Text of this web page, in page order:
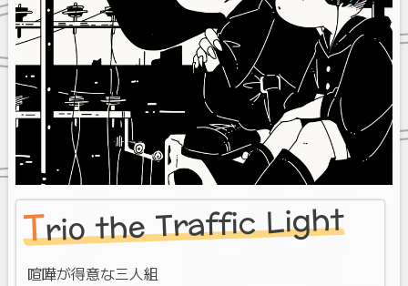
Trio the Traffic Light
喧嘩が得意な三人組